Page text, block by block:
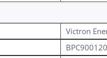
Victron